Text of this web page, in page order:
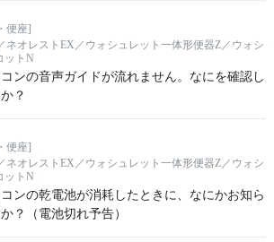
便座]
ネオレストEX／ウォシュレット一体形便器Z／ウォシ
ットN
ンの音声ガイドが流れません。なにを確認し
？
便座]
ネオレストEX／ウォシュレット一体形便器Z／ウォシ
ットN
ンの乾電池が消耗したときに、なにかお知ら
？（電池切れ予告）